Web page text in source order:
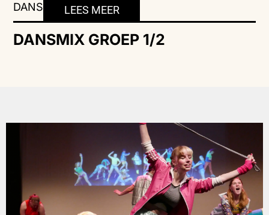
DANS LEES MEER
DANSMIX GROEP 1/2